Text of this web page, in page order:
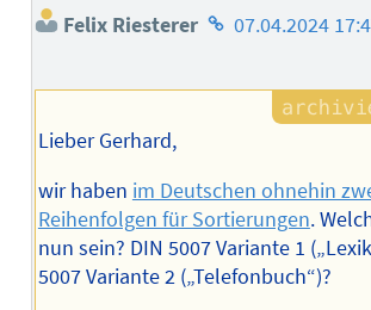
Felix Riesterer Homepage
Autors
07.04.2024
Lieber Gerhard,
wir haben im Deutschen ohnehin
Reihenfolgen für Sortierungen.
nun sein? DIN 5007 Variante 1
5007 Variante 2 („Telefonbuch“)?